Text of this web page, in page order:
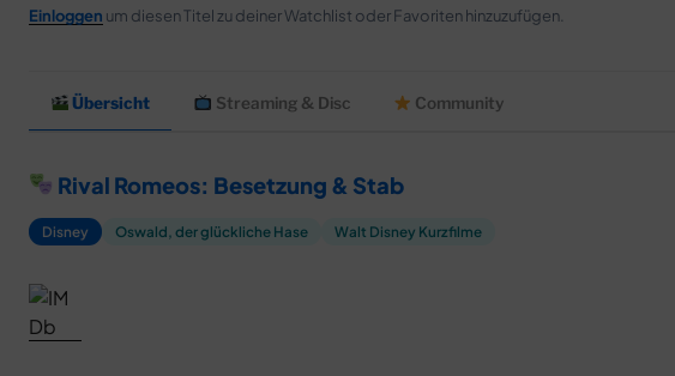
Einloggen um diesen Titel zu deiner Watchlist oder Favoriten hinzuzufügen.
Übersicht Streaming & Disc Community
Rival Romeos: Besetzung & Stab
Disney Oswald, der glückliche Hase Walt Disney Kurzfilme